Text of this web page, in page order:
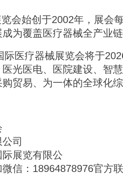
会始创于2002年，展会
为覆盖医疗器械全产业
际医疗器械展览会将于
光医电、医院建设、智
贸易、为一体的全球化
司
展览有限公
信：18964878976官方